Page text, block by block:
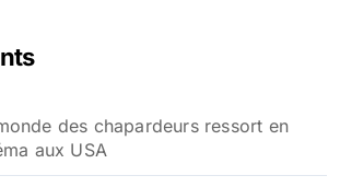
des chapardeurs ressort en
aux USA